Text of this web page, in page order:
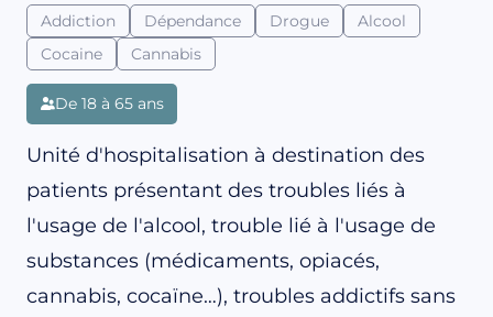
Addiction Dépendance Drogue
Alcool
Cocaine
Cannabis
De 18 à 65 ans
Unité d'hospitalisation à destination des
patients présentant des troubles liés à
l'usage de l'alcool, trouble lié à l'usage de
substances (médicaments, opiacés,
cannabis, cocaïne…), troubles addictifs sans